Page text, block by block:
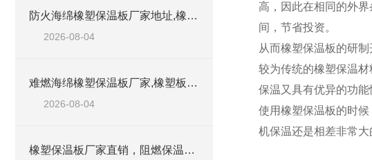
防火海绵橡塑保温板厂家地址,橡塑批发商
2026-08-04
难燃海绵橡塑保温板厂家,橡塑板阻燃保温棉
2026-08-04
橡塑保温板厂家直销，阻燃保温橡塑板材
高，因此在相同的外
间，节省投资。
从而橡塑保温板的研
较为传统的橡塑保温
保温又具有优异的功能
使用橡塑保温板的时
机保温还是相差非常大